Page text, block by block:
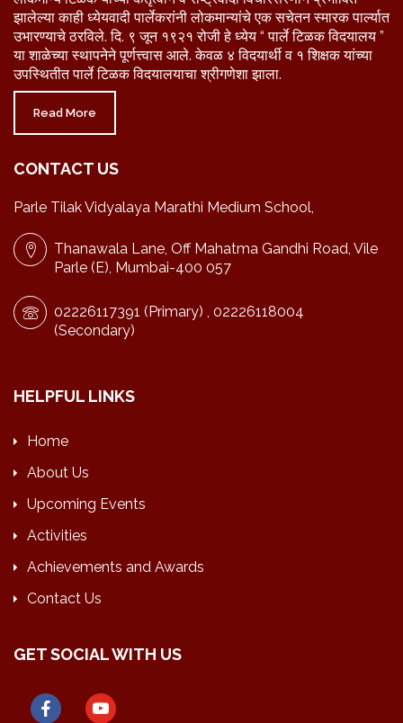
झालेल्या काही ध्येयवादी पार्लेकरांनी लोकमान्यांचे एक सचेतन स्मारक पार्ल्यात
उभारण्याचे ठरविले. दि. ९ जून १९२१ रोजी हे ध्येय “ पार्ले टिळक विदयालय ”
या शाळेच्या स्थापनेने पूर्णत्त्वास आले. केवळ ४ विदयार्थी व १ शिक्षक यांच्या
उपस्थितीत पार्ले टिळक विदयालयाचा श्रीगणेशा झाला.
Read More
CONTACT US
Parle Tilak Vidyalaya Marathi Medium School,
Thanawala Lane, Off Mahatma Gandhi Road, Vile
Parle (E), Mumbai-400 057
02226117391 (Primary) , 02226118004
(Secondary)
HELPFUL LINKS
Home
About Us
Upcoming Events
Activities
Achievements and Awards
Contact Us
GET SOCIAL WITH US
facebookyoutube